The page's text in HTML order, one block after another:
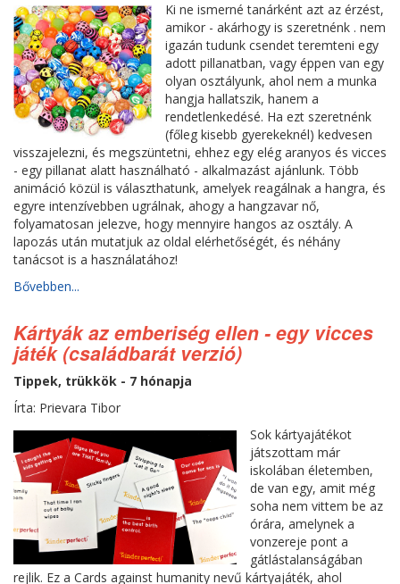
Ki ne ismerné tanárként azt az érzést,
amikor - akárhogy is szeretnénk . nem
igazán tudunk csendet teremteni egy
adott pillanatban, vagy éppen van egy
olyan osztályunk, ahol nem a munka
hangja hallatszik, hanem a
rendetlenkedésé. Ha ezt szeretnénk
(főleg kisebb gyerekeknél) kedvesen
visszajelezni, és megszüntetni, ehhez egy elég aranyos és vicces
- egy pillanat alatt használható - alkalmazást ajánlunk. Több
animáció közül is választhatunk, amelyek reagálnak a hangra, és
egyre intenzívebben ugrálnak, ahogy a hangzavar nő,
folyamatosan jelezve, hogy mennyire hangos az osztály. A
lapozás után mutatjuk az oldal elérhetőségét, és néhány
tanácsot is a használatához!
Bővebben...
Kártyák az emberiség ellen - egy vicces
játék (családbarát verzió)
Tippek, trükkök - 7 hónapja
Írta: Prievara Tibor
Sok kártyajátékot
játszottam már
iskolában életemben,
de van egy, amit még
soha nem vittem be az
órára, amelynek a
vonzereje pont a
gátlástalanságában
rejlik. Ez a Cards against humanity nevű kártyajáték, ahol